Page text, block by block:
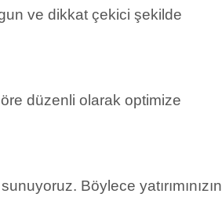
ve dikkat çekici şekilde
düzenli olarak optimize
Böylece yatırımınızın